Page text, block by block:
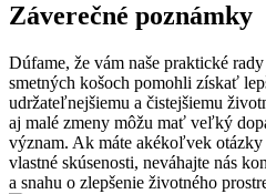
Záverečné poznámky
Dúfame, že vám naše praktické rady
smetných košoch pomohli získať
udržateľnejšiemu a čistejšiemu
aj malé zmeny môžu mať veľký
význam. Ak máte akékoľvek
vlastné skúsenosti, neváhajte nás
a snahu o zlepšenie životného